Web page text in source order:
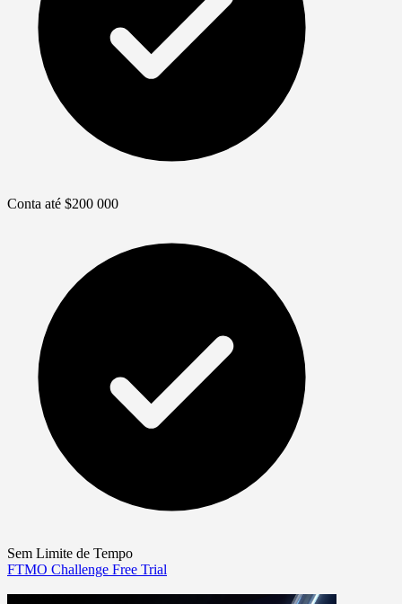
Conta até $200 000
Sem Limite de Tempo
FTMO Challenge Free Trial